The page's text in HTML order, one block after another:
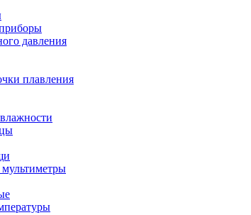
давления
плавления